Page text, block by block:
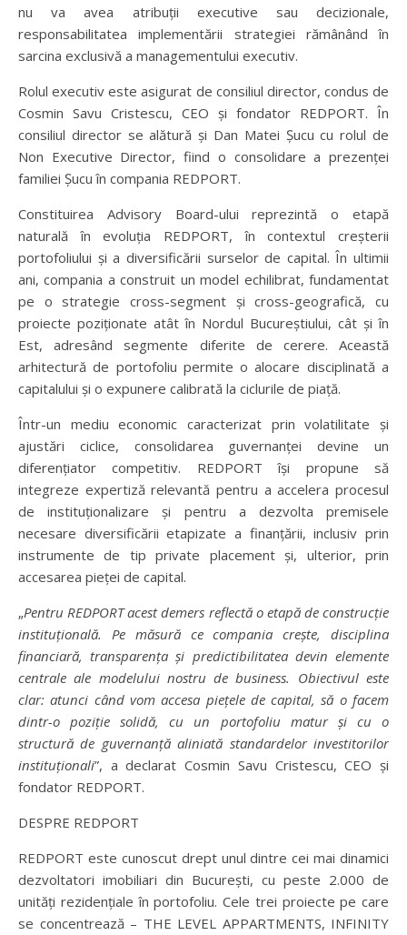
nu va avea atribuții executive sau decizionale,
responsabilitatea implementării strategiei rămânând în
sarcina exclusivă a managementului executiv.
Rolul executiv este asigurat de consiliul director, condus de
Cosmin Savu Cristescu, CEO și fondator REDPORT. În
consiliul director se alătură și Dan Matei Șucu cu rolul de
Non Executive Director, fiind o consolidare a prezenței
familiei Șucu în compania REDPORT.
Constituirea Advisory Board-ului reprezintă o etapă
naturală în evoluția REDPORT, în contextul creșterii
portofoliului și a diversificării surselor de capital. În ultimii
ani, compania a construit un model echilibrat, fundamentat
pe o strategie cross-segment și cross-geografică, cu
proiecte poziționate atât în Nordul Bucureștiului, cât și în
Est, adresând segmente diferite de cerere. Această
arhitectură de portofoliu permite o alocare disciplinată a
capitalului și o expunere calibrată la ciclurile de piață.
Într-un mediu economic caracterizat prin volatilitate și
ajustări ciclice, consolidarea guvernanței devine un
diferențiator competitiv. REDPORT își propune să
integreze expertiză relevantă pentru a accelera procesul
de instituționalizare și pentru a dezvolta premisele
necesare diversificării etapizate a finanțării, inclusiv prin
instrumente de tip private placement și, ulterior, prin
accesarea pieței de capital.
„Pentru REDPORT acest demers reflectă o etapă de construcție
instituțională. Pe măsură ce compania crește, disciplina
financiară, transparența și predictibilitatea devin elemente
centrale ale modelului nostru de business. Obiectivul este
clar: atunci când vom accesa piețele de capital, să o facem
dintr-o poziție solidă, cu un portofoliu matur și cu o
structură de guvernanță aliniată standardelor investitorilor
instituționali”, a declarat Cosmin Savu Cristescu, CEO și
fondator REDPORT.
DESPRE REDPORT
REDPORT este cunoscut drept unul dintre cei mai dinamici
dezvoltatori imobiliari din București, cu peste 2.000 de
unități rezidențiale în portofoliu. Cele trei proiecte pe care
se concentrează – THE LEVEL APPARTMENTS, INFINITY